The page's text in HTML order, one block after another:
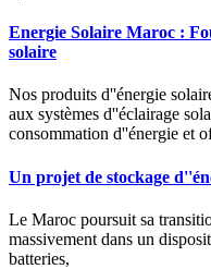
Energie Solaire Maroc :
solaire
Nos produits d''énergie
aux systèmes d''éclairage
consommation d''énergie et
Un projet de stockage
Le Maroc poursuit sa
massivement dans un
batteries,